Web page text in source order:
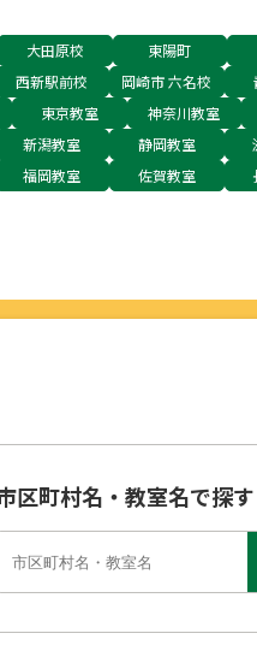
大田原校 東陽町
西新駅前校 岡崎市 六名校
東京教室 神奈川教室
新潟教室 静岡教室
福岡教室 佐賀教室
区町村名・教室名で探す